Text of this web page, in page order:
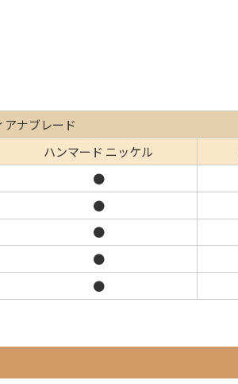
アナブレード
ハンマード ニッケル
●
●
●
●
●